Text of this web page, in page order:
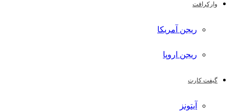
وارکرافت
ریجن آمریکا
ریجن اروپا
گیفت کارت
آیتونز